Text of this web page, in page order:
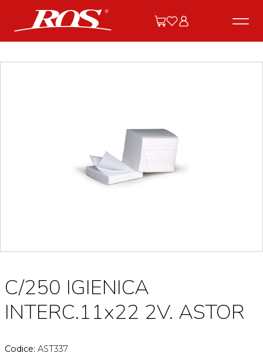
C/250 IGIENICA
INTERC.11x22 2V. ASTOR
Codice: AST337